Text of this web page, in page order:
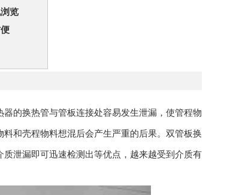
览
的换热管与管板连接处容易发生泄漏，使管程物
和壳程物料想混后会产生严重的后果。双管板换
泄漏即可迅速检测出等优点，越来越受到介质有